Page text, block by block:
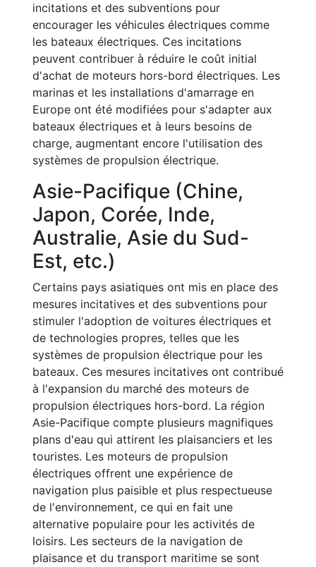
incitations et des subventions pour
encourager les véhicules électriques comme
les bateaux électriques. Ces incitations
peuvent contribuer à réduire le coût initial
d'achat de moteurs hors-bord électriques. Les
marinas et les installations d'amarrage en
Europe ont été modifiées pour s'adapter aux
bateaux électriques et à leurs besoins de
charge, augmentant encore l'utilisation des
systèmes de propulsion électrique.
Asie-Pacifique (Chine,
Japon, Corée, Inde,
Australie, Asie du Sud-
Est, etc.)
Certains pays asiatiques ont mis en place des
mesures incitatives et des subventions pour
stimuler l'adoption de voitures électriques et
de technologies propres, telles que les
systèmes de propulsion électrique pour les
bateaux. Ces mesures incitatives ont contribué
à l'expansion du marché des moteurs de
propulsion électriques hors-bord. La région
Asie-Pacifique compte plusieurs magnifiques
plans d'eau qui attirent les plaisanciers et les
touristes. Les moteurs de propulsion
électriques offrent une expérience de
navigation plus paisible et plus respectueuse
de l'environnement, ce qui en fait une
alternative populaire pour les activités de
loisirs. Les secteurs de la navigation de
plaisance et du transport maritime se sont